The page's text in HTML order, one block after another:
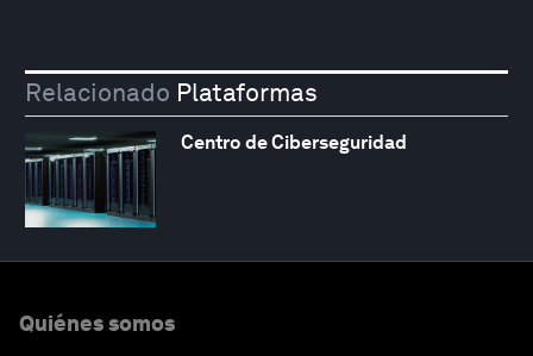
Relacionado Plataformas
Centro de Ciberseguridad
Quiénes somos